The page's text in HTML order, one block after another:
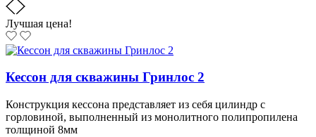
Лучшая цена!
Кессон для скважины Гринлос 2
Конструкция кессона представляет из себя цилиндр с
горловиной, выполненный из монолитного полипропилена
толщиной 8мм